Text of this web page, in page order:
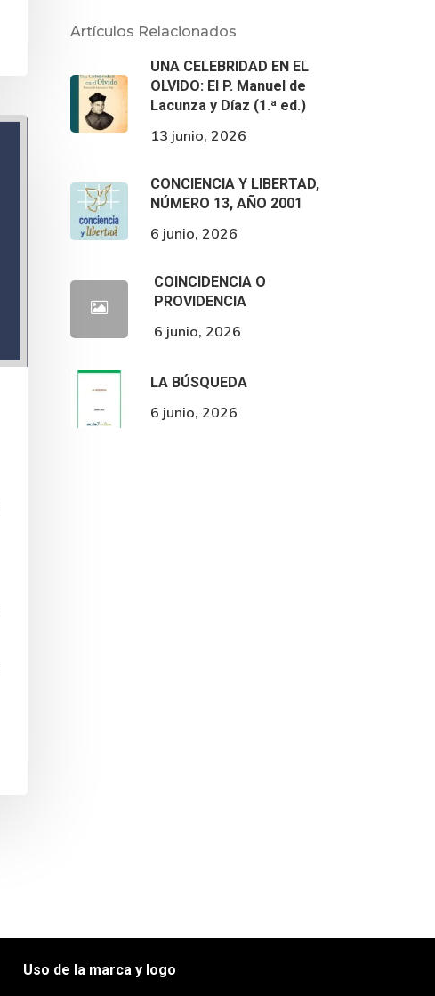
Artículos Relacionados
UNA CELEBRIDAD EN EL
OLVIDO: El P. Manuel de
Lacunza y Díaz (1.ª ed.)
13 junio, 2026
CONCIENCIA Y LIBERTAD,
NÚMERO 13, AÑO 2001
6 junio, 2026
COINCIDENCIA O
PROVIDENCIA
6 junio, 2026
LA BÚSQUEDA
6 junio, 2026
Uso de la marca y logo